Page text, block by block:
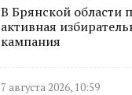
В Брянской области
активная
кампания
7 августа 2026, 10:59